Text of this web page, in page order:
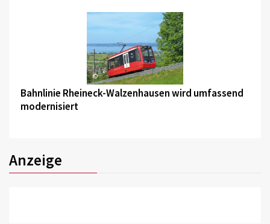
©
Bahnlinie Rheineck-Walzenhausen wird umfassend
modernisiert
Anzeige